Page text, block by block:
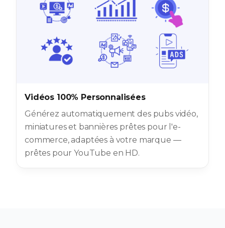
Vidéos 100% Personnalisées
Générez automatiquement des pubs vidéo,
miniatures et bannières prêtes pour l'e-
commerce, adaptées à votre marque —
prêtes pour YouTube en HD.